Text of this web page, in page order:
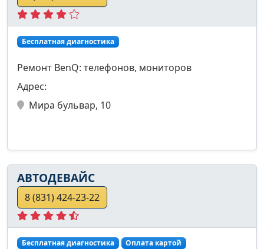
Бесплатная диагностика
Ремонт BenQ: телефонов, мониторов
Адрес:
Мира бульвар, 10
АВТОДЕВАЙС
8 (831) 424-23-22
Бесплатная диагностика Оплата картой